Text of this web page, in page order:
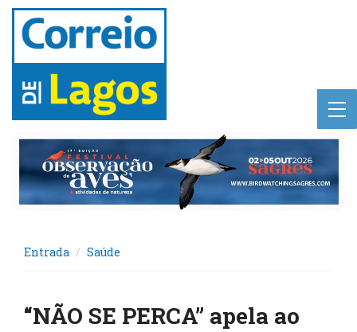
Entrada Saúde
“NÃO SE PERCA” apela ao